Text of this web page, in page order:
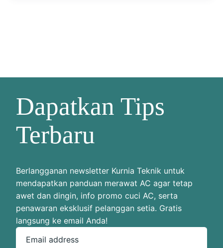
Dapatkan Tips
Terbaru
Berlangganan newsletter Kurnia Teknik untuk
mendapatkan panduan merawat AC agar tetap
awet dan dingin, info promo cuci AC, serta
penawaran eksklusif pelanggan setia. Gratis
langsung ke email Anda!
Email address